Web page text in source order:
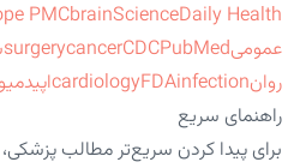
PMCbrainScienceDaily Health
عمومی
surgerycancerCDCPubMed
روان
cardiologyFDAinfection
راهنمای سریع
برای پیدا کردن سریع‌تر مطالب